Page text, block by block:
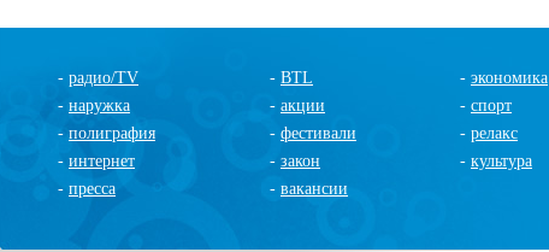
- радио/TV
- наружка
- полиграфия
- интернет
- пресса
- BTL
- акции
- фестивали
- закон
- вакансии
- экономика
- спорт
- релакс
- культура